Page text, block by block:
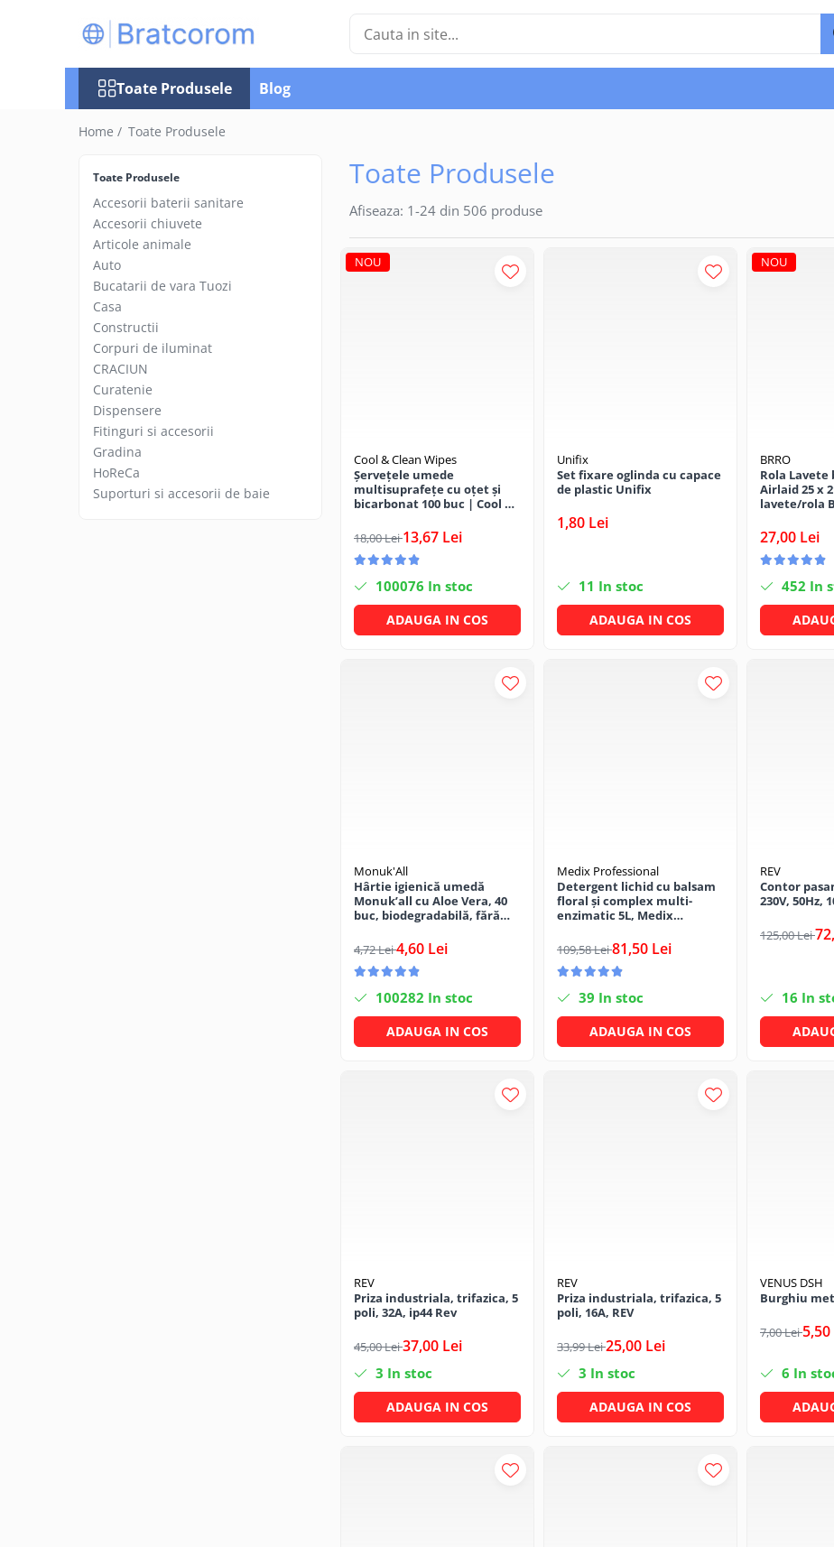
Articole animale
Hrana pentru caini
Hrana pentru pisici
Produse igiena externa animale
Bucatarii de vara Tuozi
Articole ambalare
Articole bucatarie
Articole mobila
Articole organizare
Articole Sportive
Electronice si electrocasnice
Toate Produsele Blog
Home / Toate Produsele
Toate Produsele
Toate Produsele
Accesorii baterii sanitare
Accesorii chiuvete
Articole animale
Auto
Bucatarii de vara Tuozi
Casa
Constructii
Corpuri de iluminat
CRACIUN
Curatenie
Dispensere
Fitinguri si accesorii
Gradina
HoReCa
Suporturi si accesorii de baie
Afiseaza: 1-24 din 506 produse
NOU
Cool & Clean Wipes
Șervețele umede
multisuprafețe cu oțet și
bicarbonat 100 buc | Cool &
18,00 Lei13,67 Lei
100076 In stoc
ADAUGA IN COS
Unifix
Set fixare oglinda cu capace
de plastic Unifix
1,80 Lei
11 In stoc
ADAUGA IN COS
NOU
BRRO
Rola
Airlaid 25 x
lavete/rola
27,00 Lei
452 In
Monuk'All
Hârtie igienică umedă
Monuk’all cu Aloe Vera, 40
buc, biodegradabilă, fără
4,72 Lei4,60 Lei
100282 In stoc
ADAUGA IN COS
Medix Professional
Detergent lichid cu balsam
floral și complex multi-
enzimatic 5L, Medix
109,58 Lei81,50 Lei
39 In stoc
ADAUGA IN COS
REV
Contor
230V, 50Hz,
125,00 Lei
16 In
REV
Priza industriala, trifazica, 5
poli, 32A, ip44 Rev
45,00 Lei37,00 Lei
3 In stoc
ADAUGA IN COS
REV
Priza industriala, trifazica, 5
poli, 16A, REV
33,99 Lei25,00 Lei
3 In stoc
ADAUGA IN COS
VENUS DSH
Burghiu
7,00 Lei
6 In